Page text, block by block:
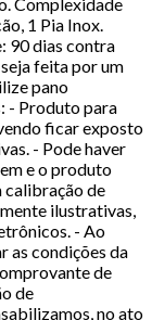
1 Pia Inox.
90 dias contra
feita por um
pano
- Produto para
ficar exposto
- Pode haver
e o produto
calibração de
ilustrativas,
- Ao
as condições da
de
de
no ato